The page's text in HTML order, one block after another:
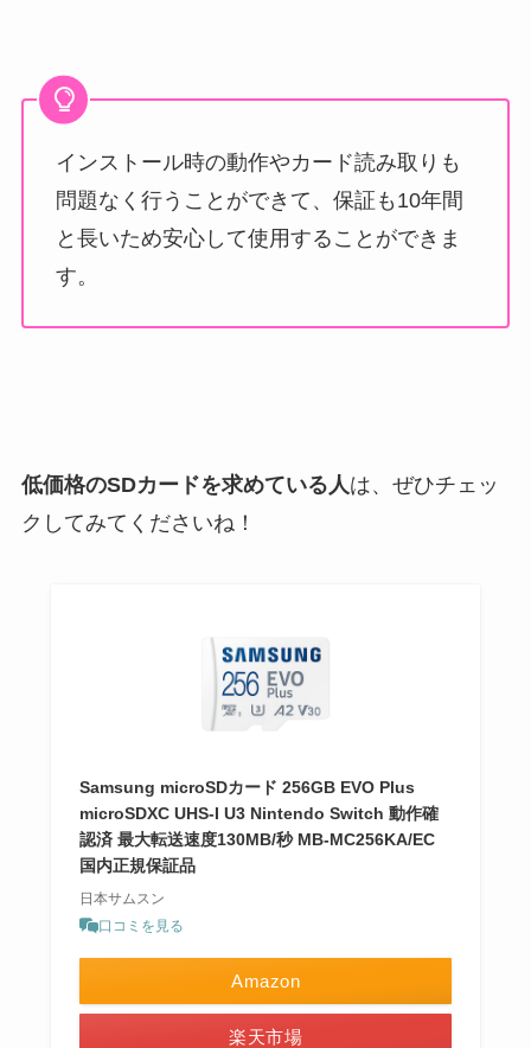
インストール時の動作やカード読み取りも
問題なく行うことができて、保証も10年間
と長いため安心して使用することができま
す。
低価格のSDカードを求めている人は、ぜひチェッ
クしてみてくださいね！
Samsung microSDカード 256GB EVO Plus
microSDXC UHS-I U3 Nintendo Switch 動作確
認済 最大転送速度130MB/秒 MB-MC256KA/EC
国内正規保証品
日本サムスン
口コミを見る
Amazon
楽天市場